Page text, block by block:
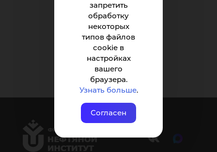
запретить
обработку
некоторых
типов файлов
cookie в
настройках
вашего
браузера.
Узнать больше.
Согласен
Вернуться наверх